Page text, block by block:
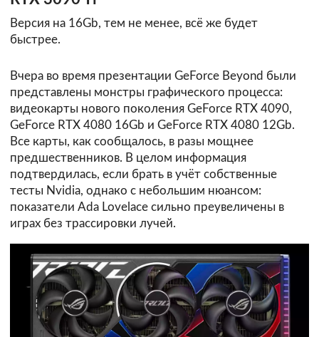
Версия на 16Gb, тем не менее, всё же будет
быстрее.
Вчера во время презентации GeForce Beyond были
представлены монстры графического процесса:
видеокарты нового поколения GeForce RTX 4090,
GeForce RTX 4080 16Gb и GeForce RTX 4080 12Gb.
Все карты, как сообщалось, в разы мощнее
предшественников. В целом информация
подтвердилась, если брать в учёт собственные
тесты Nvidia, однако с небольшим нюансом:
показатели Ada Lovelace сильно преувеличены в
играх без трассировки лучей.